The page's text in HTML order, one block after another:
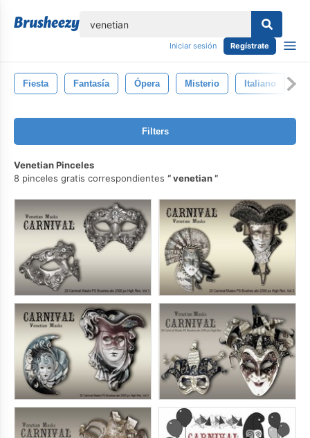
Iniciar sesión Regístrate
Fiesta Fantasía Ópera Misterio Italiano
Filters
Venetian Pinceles
8 pinceles gratis correspondientes
venetian